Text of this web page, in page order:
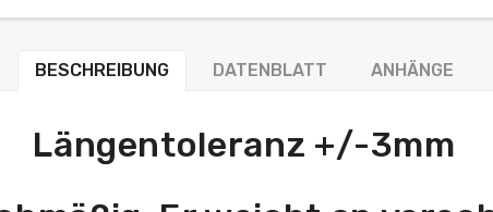
BESCHREIBUNG DATENBLATT ANHÄNGE
Längentoleranz +/-3mm